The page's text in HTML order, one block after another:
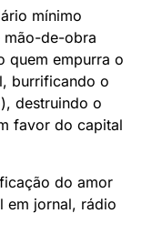
mínimo
mão-de-obra
quem empurra o
burrificando o
destruindo o
favor do capital
do amor
em jornal, rádio